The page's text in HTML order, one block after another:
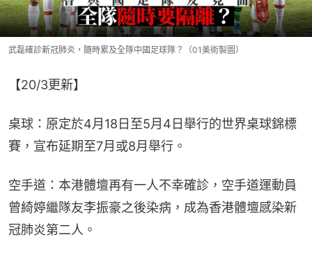
武磊確診新冠肺炎，隨時累及全隊中國足球隊？（01美術製圖）
【20/3更新】
桌球：原定於4月18日至5月4日舉行的世界桌球錦標
賽，宣布延期至7月或8月舉行。
空手道：本港體壇再有一人不幸確診，空手道運動員
曾綺婷繼隊友李振豪之後染病，成為香港體壇感染新
冠肺炎第二人。